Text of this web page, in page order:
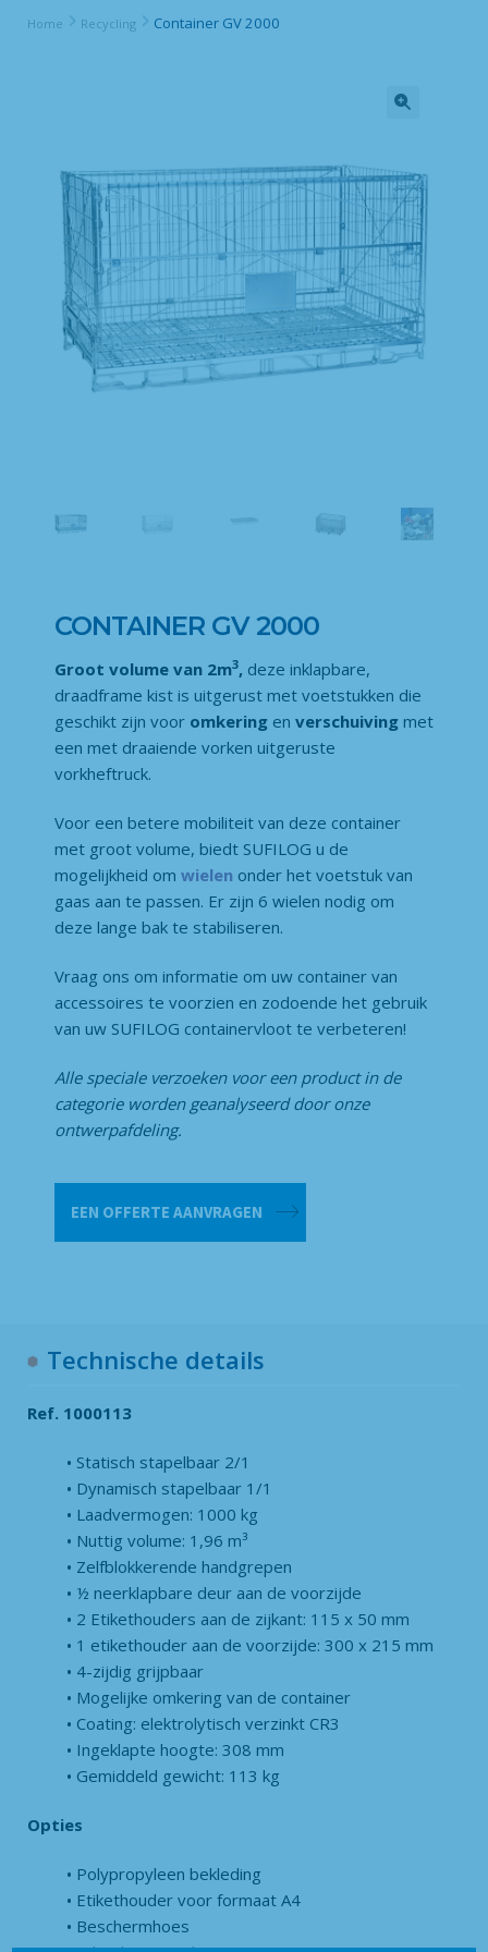
Home Recycling Container GV 2000
CONTAINER GV 2000
Groot volume van 2m3, deze inklapbare,
draadframe kist is uitgerust met voetstukken die
geschikt zijn voor omkering en verschuiving met
een met draaiende vorken uitgeruste
vorkheftruck.
Voor een betere mobiliteit van deze container
met groot volume, biedt SUFILOG u de
mogelijkheid om wielen onder het voetstuk van
gaas aan te passen. Er zijn 6 wielen nodig om
deze lange bak te stabiliseren.
Vraag ons om informatie om uw container van
accessoires te voorzien en zodoende het gebruik
van uw SUFILOG containervloot te verbeteren!
Alle speciale verzoeken voor een product in de
categorie worden geanalyseerd door onze
ontwerpafdeling.
GV
2000
EEN OFFERTE AANVRAGEN
Technische details
Ref. 1000113
Statisch stapelbaar 2/1
Dynamisch stapelbaar 1/1
Laadvermogen: 1000 kg
Nuttig volume: 1,96 m³
Zelfblokkerende handgrepen
½ neerklapbare deur aan de voorzijde
2 Etikethouders aan de zijkant: 115 x 50 mm
1 etikethouder aan de voorzijde: 300 x 215 mm
4-zijdig grijpbaar
Mogelijke omkering van de container
Coating: elektrolytisch verzinkt CR3
Ingeklapte hoogte: 308 mm
Gemiddeld gewicht: 113 kg
Opties
Polypropyleen bekleding
Etikethouder voor formaat A4
Beschermhoes